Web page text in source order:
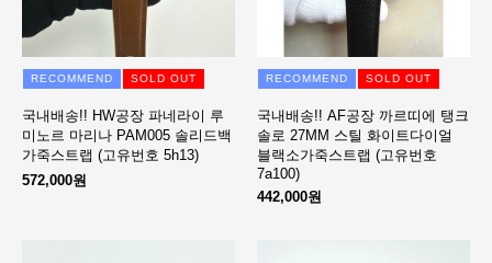
RECOMMEND SOLD OUT
국내배송!! HW공장 파네라이 루
미노르 마리나 PAM005 솔리드백
가죽스트랩 (고유번호 5h13)
572,000원
RECOMMEND SOLD OUT
국내배송!! AF공장 까르띠에 탱크
솔로 27MM 스틸 화이트다이얼
블랙소가죽스트랩 (고유번호
7a100)
442,000원